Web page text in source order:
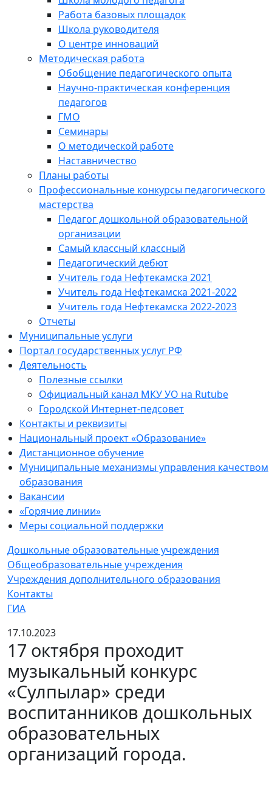
Работа базовых площадок
Школа руководителя
О центре инноваций
Методическая работа
Обобщение педагогического опыта
Научно-практическая конференция
педагогов
ГМО
Семинары
О методической работе
Наставничество
Планы работы
Профессиональные конкурсы педагогического
мастерства
Педагог дошкольной образовательной
организации
Самый классный классный
Педагогический дебют
Учитель года Нефтекамска 2021
Учитель года Нефтекамска 2021-2022
Учитель года Нефтекамска 2022-2023
Отчеты
Муниципальные услуги
Портал государственных услуг РФ
Деятельность
Полезные ссылки
Официальный канал МКУ УО на Rutube
Городской Интернет-педсовет
Контакты и реквизиты
Национальный проект «Образование»
Дистанционное обучение
Муниципальные механизмы управления качеством
образования
Вакансии
«Горячие линии»
Меры социальной поддержки
Дошкольные образовательные учреждения
Общеобразовательные учреждения
Учреждения дополнительного образования
Контакты
ГИА
17.10.2023
17 октября проходит
музыкальный конкурс
«Сулпылар» среди
воспитанников дошкольных
образовательных
организаций города.